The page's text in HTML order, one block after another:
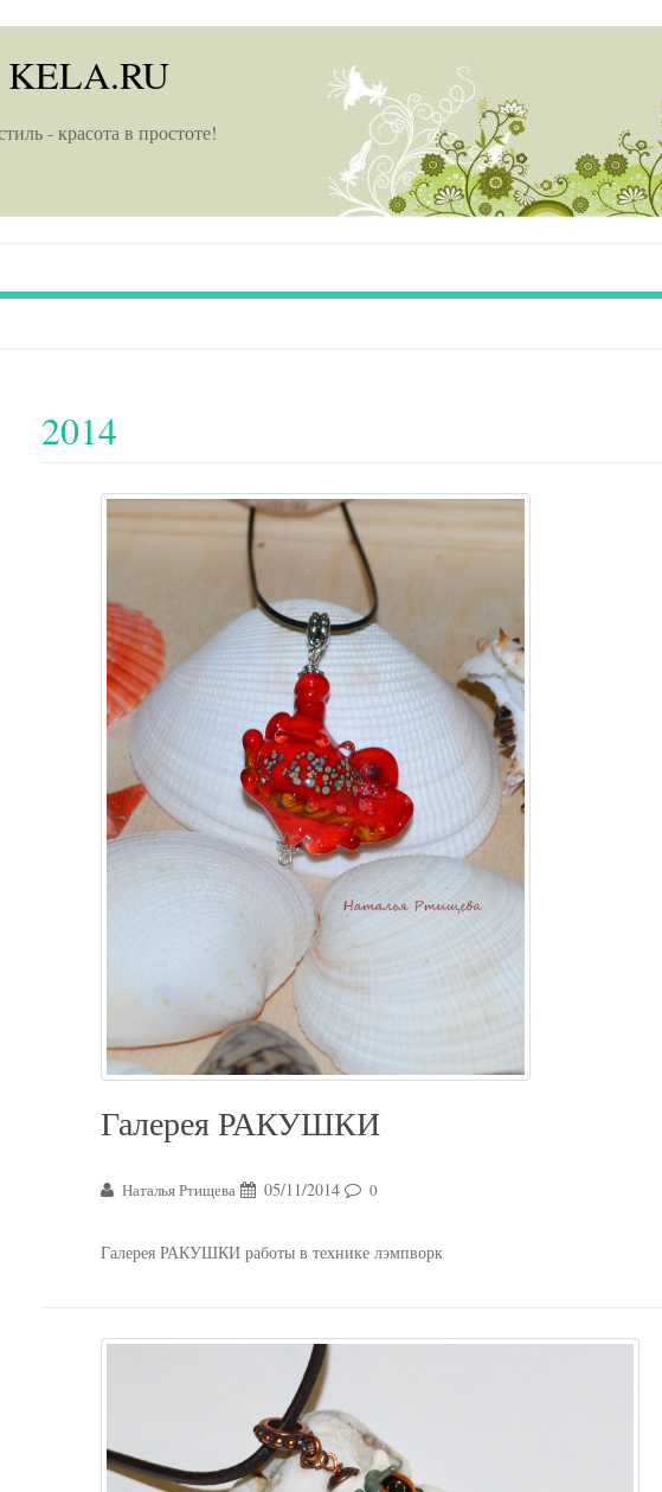
KELA.RU
- красота в простоте!
2014
Галерея РАКУШКИ
Наталья Ртищева 05/11/2014 0
Галерея РАКУШКИ работы в технике лэмпворк